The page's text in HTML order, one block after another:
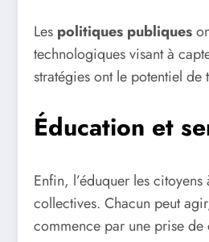
Les politiques publiques
technologiques visant à
stratégies ont le potentiel
Éducation et
Enfin, l’éduquer les
collectives. Chacun peut
commence par une prise de